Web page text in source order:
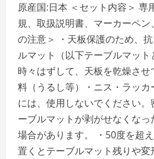
細
を
ご
覧
く
だ
さ
い
原産国:日本 ＜セット内容＞ 専
規、取扱説明書、マーカーペ
の注意＞ ・天板保護のため、
ルマット（以下テーブルマッ
時々はずして、天板を乾燥さ
料（うるし等）・ニス・ラッ
には、使用しないでください
ーブルマットが剥がせなくな
場合があります。 ・50度を超
置くとテーブルマット残りや変